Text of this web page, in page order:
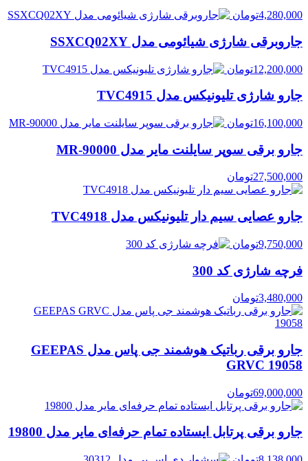
4,280,000تومان
جاروبرقی شارژی شیائومی مدل SSXCQ02XY
12,200,000تومان
جارو شارژی تلیونیکس مدل TVC4915
16,100,000تومان
جارو برقی سوپر سایلنت مایر مدل MR-90000
27,500,000تومان
جارو عصایی سیم دار تلیونیکس مدل TVC4918
9,750,000تومان
فرچه شارژی کد 300
3,480,000تومان
جارو برقی رباتیک هوشمند جی پاس مدل GEEPAS
GRVC 19058
69,000,000تومان
جارو برقی پرتابل ایستاده تمام حرفه‌ای ماير مدل 19800